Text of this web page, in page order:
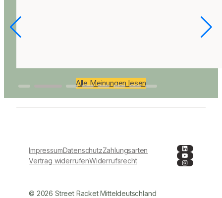
Alle Meinungen lesen
ImpressumDatenschutzZahlungsarten
Vertrag widerrufenWiderrufsrecht
LinkedIn
YouTube
Instagram
© 2026 Street Racket Mitteldeutschland